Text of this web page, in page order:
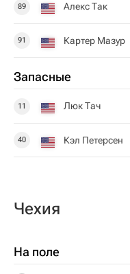
89 Алекс Так
91 Картер Мазур
Запасные
11 Люк Тач
40 Кэл Петерсен
Чехия
На поле